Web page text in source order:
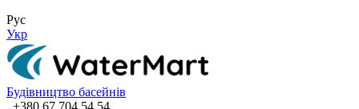
Рус
Укр
Будівництво басейнів
+380 67 704 54 54